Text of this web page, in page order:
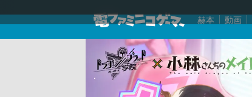
赫本 動画